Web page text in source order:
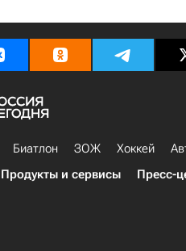
Биатлон ЗОЖ Хоккей
Продукты и сервисы Пресс-